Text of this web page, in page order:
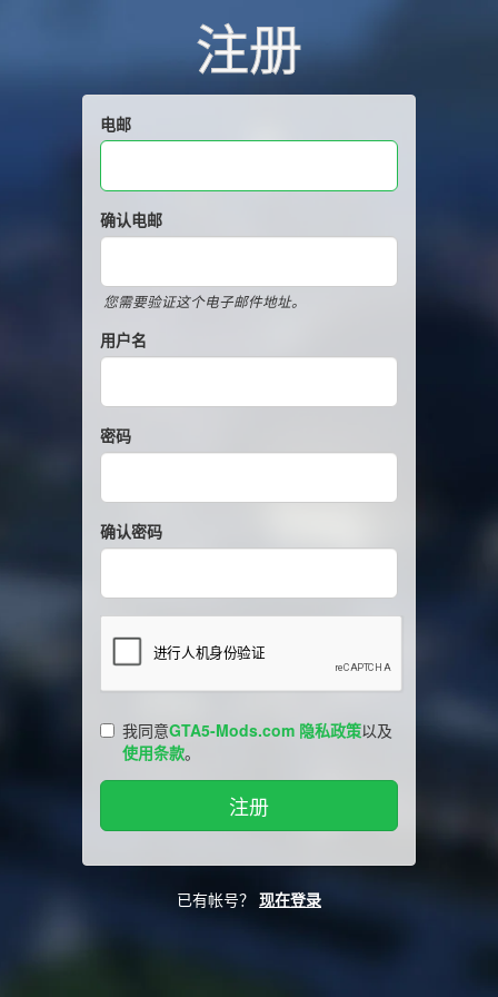
注册
电邮
确认电邮
您需要验证这个电子邮件地址。
用户名
密码
确认密码
我同意GTA5-Mods.com 隐私政策以及
使用条款。
已有帐号？ 现在登录